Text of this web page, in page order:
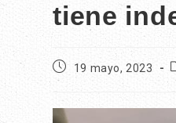
tiene
19 mayo, 2023